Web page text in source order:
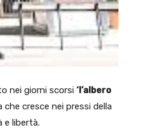
nei giorni scorsi ‘l’albero
che cresce nei pressi della
e libertà.